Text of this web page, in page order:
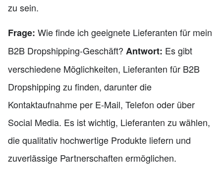
zu sein.
Frage: Wie finde ich geeignete Lieferanten für mein
B2B Dropshipping-Geschäft? Antwort: Es gibt
verschiedene Möglichkeiten, Lieferanten für B2B
Dropshipping zu finden, darunter die
Kontaktaufnahme per E-Mail, Telefon oder über
Social Media. Es ist wichtig, Lieferanten zu wählen,
die qualitativ hochwertige Produkte liefern und
zuverlässige Partnerschaften ermöglichen.